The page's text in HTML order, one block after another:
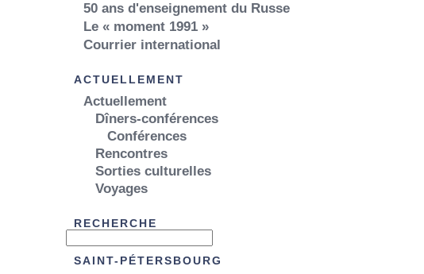
50 ans d'enseignement du Russe
Le « moment 1991 »
Courrier international
ACTUELLEMENT
Actuellement
Dîners-conférences
Conférences
Rencontres
Sorties culturelles
Voyages
RECHERCHE
SAINT-PÉTERSBOURG